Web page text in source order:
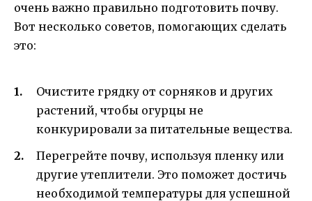
очень важно правильно подготовить почву.
Вот несколько советов, помогающих сделать
это:
Очистите грядку от сорняков и других
растений, чтобы огурцы не
конкурировали за питательные вещества.
Перегрейте почву, используя пленку или
другие утеплители. Это поможет достичь
необходимой температуры для успешной